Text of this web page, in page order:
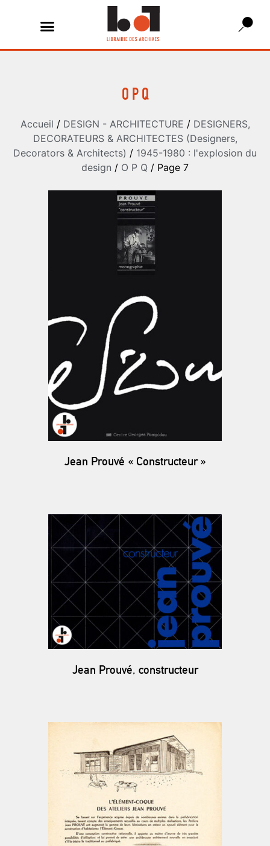
O P Q
Accueil / DESIGN - ARCHITECTURE / DESIGNERS,
DECORATEURS & ARCHITECTES (Designers,
Decorators & Architects) / 1945-1980 : l'explosion du
design / O P Q / Page 7
Jean Prouvé « Constructeur »
Jean Prouvé, constructeur